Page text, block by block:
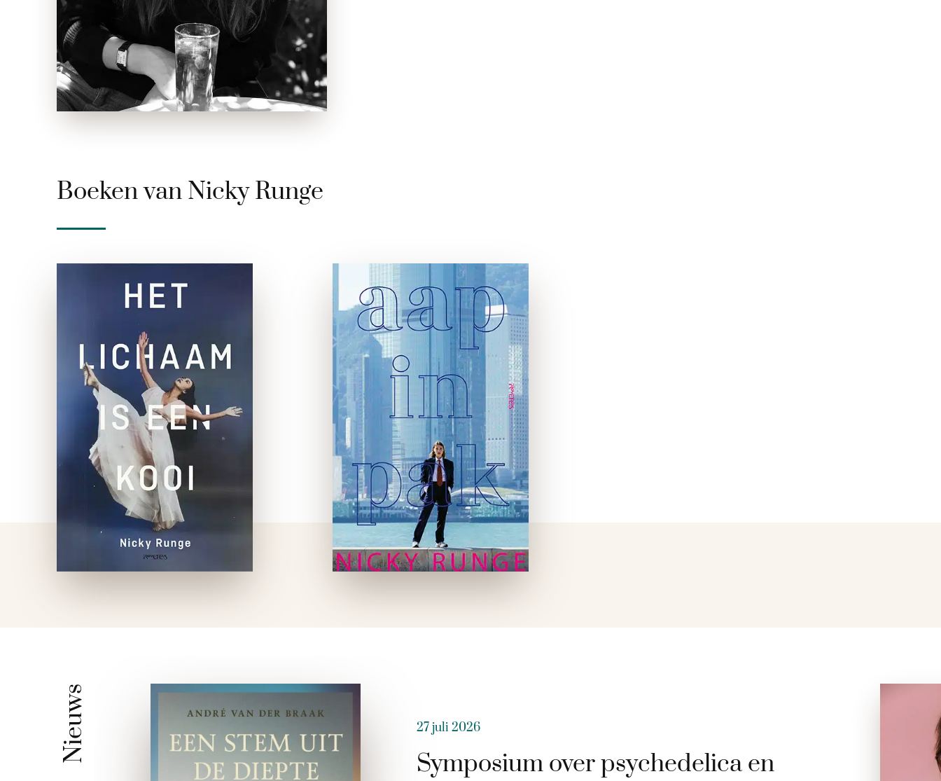
Boeken van Nicky Runge
Het Lichaam is een
paperback
Op het hoogtepunt van haar
danscarrière maakt rijzende
ster en voormalig
wonderkind Dominique
Petrovna een fatale misstap.
Tijdens een groots optreden
in de Opéra Garnier in
Parijs, waar ze de …
Aap in pak
e-boek
‘Ben je bekend met de
stelling van de eindeloos
typende apen?’ vraag ik.Hij
antwoordt niet.‘Neem een
aap en plaats deze in
schrijverskostuum voor een
typmachine. Instrueer het
beest om steeds …
Nieuws 27 juli 2026
Symposium over psychedelica en